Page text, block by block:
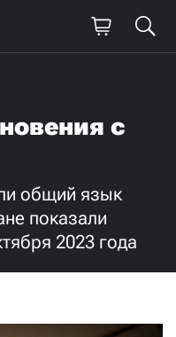
с
общий язык
показали
2023 года
1000